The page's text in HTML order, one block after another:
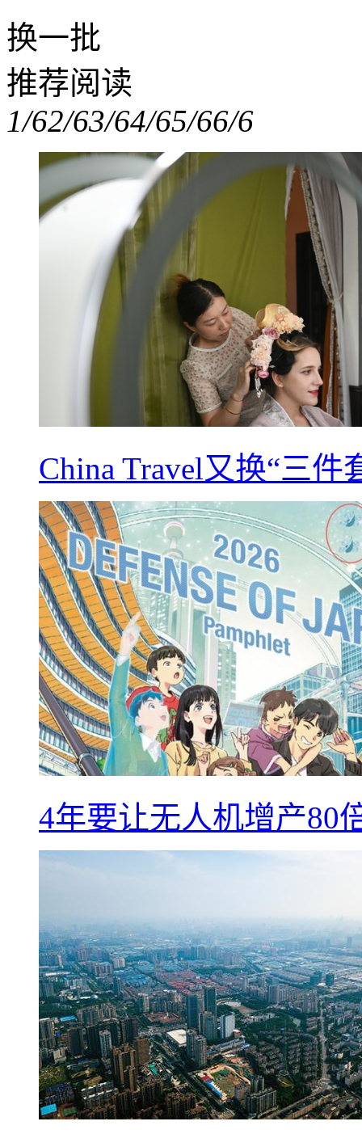
换一批
推荐阅读
1/62/63/64/65/66/6
China Travel又换“三
4年要让无人机增产80